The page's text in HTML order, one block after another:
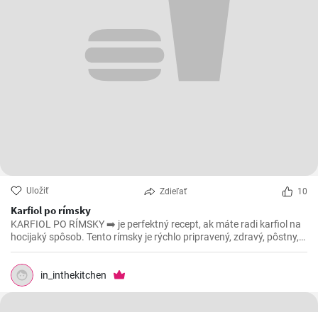
Uložiť Zdieľať 10
Karfiol po rímsky
KARFIOL PO RÍMSKY ➡️ je perfektný recept, ak máte radi karfiol na
hocijaký spôsob. Tento rímsky je rýchlo pripravený, zdravý, pôstny,
povedzme že aj vegánsky ak vynecháte syr, a ešte k tomu všetkému
je aj lahodný. 😁
in_inthekitchen